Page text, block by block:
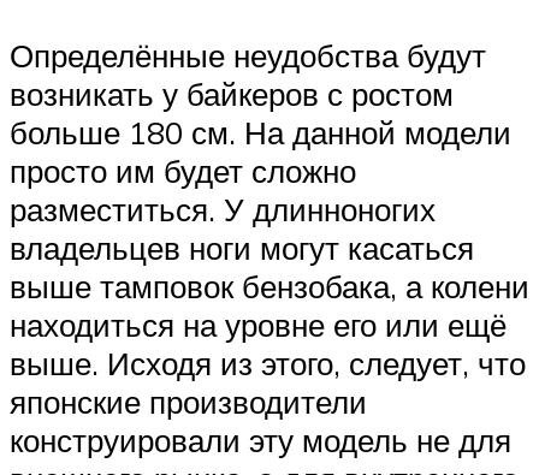
Определённые неудобства будут
возникать у байкеров с ростом
больше 180 см. На данной модели
просто им будет сложно
разместиться. У длинноногих
владельцев ноги могут касаться
выше тамповок бензобака, а колени
находиться на уровне его или ещё
выше. Исходя из этого, следует, что
японские производители
конструировали эту модель не для